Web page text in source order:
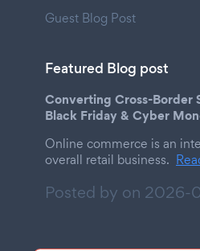
Guest Blog Post
Featured Blog post
Converting Cross-Border
Black Friday & Cyber
Online commerce is an
overall retail business.
Posted by on 2026-